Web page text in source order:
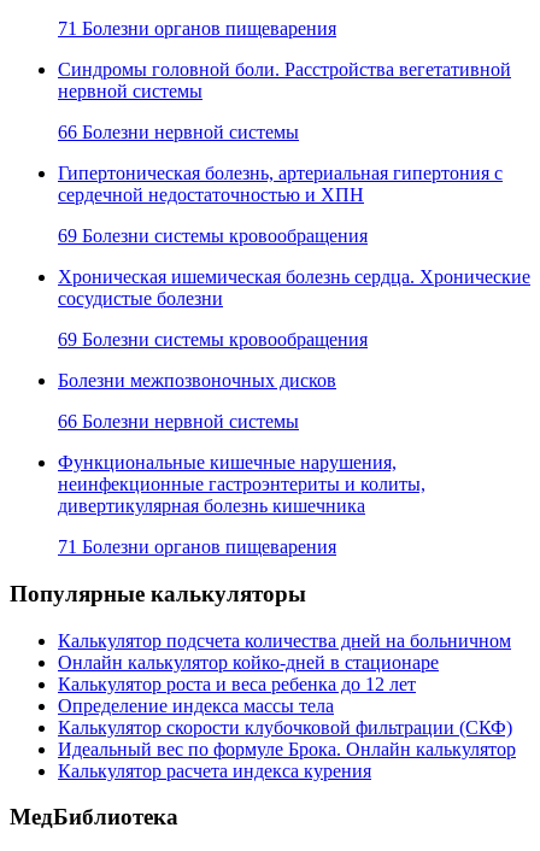
71 Болезни органов пищеварения
Синдромы головной боли. Расстройства вегетативной
нервной системы
66 Болезни нервной системы
Гипертоническая болезнь, артериальная гипертония с
сердечной недостаточностью и ХПН
69 Болезни системы кровообращения
Хроническая ишемическая болезнь сердца. Хронические
сосудистые болезни
69 Болезни системы кровообращения
Болезни межпозвоночных дисков
66 Болезни нервной системы
Функциональные кишечные нарушения,
неинфекционные гастроэнтериты и колиты,
дивертикулярная болезнь кишечника
71 Болезни органов пищеварения
Популярные калькуляторы
Калькулятор подсчета количества дней на больничном
Онлайн калькулятор койко-дней в стационаре
Калькулятор роста и веса ребенка до 12 лет
Определение индекса массы тела
Калькулятор скорости клубочковой фильтрации (СКФ)
Идеальный вес по формуле Брока. Онлайн калькулятор
Калькулятор расчета индекса курения
МедБиблиотека